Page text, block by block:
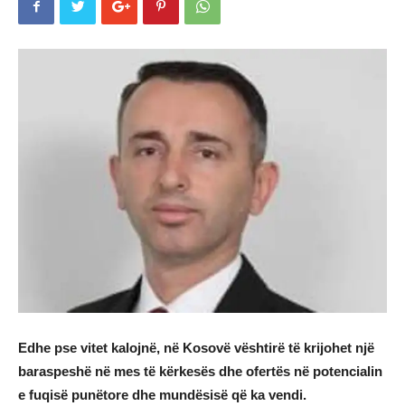
Edhe pse vitet kalojnë, në Kosovë vështirë të krijohet një
baraspeshë në mes të kërkesës dhe ofertës në potencialin
e fuqisë punëtore dhe mundësisë që ka vendi.